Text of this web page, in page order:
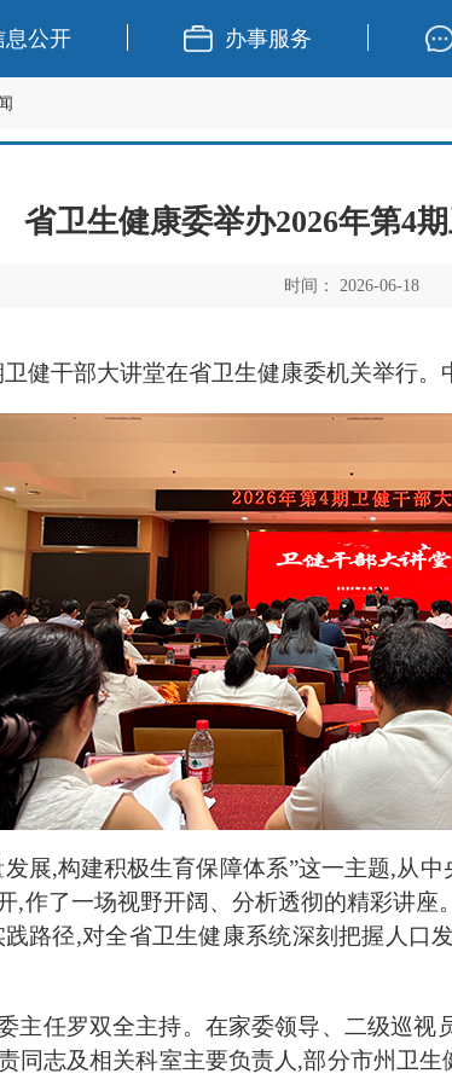
息公开 办事服务
省卫生健康委举办2026年第4
时间： 2026-06-18
卫健干部大讲堂在省卫生健康委机关举行。
展,构建积极生育保障体系”这一主题,从
,作了一场视野开阔、分析透彻的精彩讲
路径,对全省卫生健康系统深刻把握人口
主任罗双全主持。在家委领导、二级巡
同志及相关科室主要负责人,部分市州卫